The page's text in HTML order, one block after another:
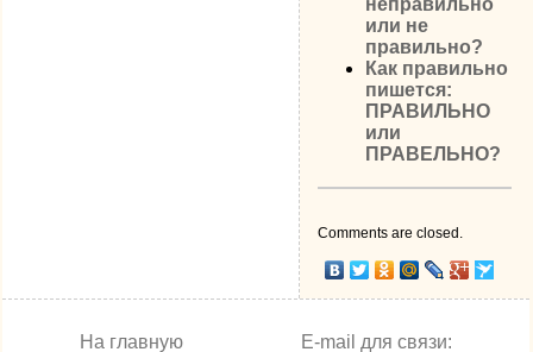
неправильно
или не
правильно?
Как правильно
пишется:
ПРАВИЛЬНО
или
ПРАВЕЛЬНО?
Comments are closed.
На главную E-mail для связи: